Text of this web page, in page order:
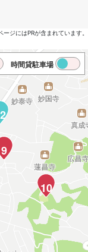
ージにはPRが含まれています。
10
9
時間貸駐車場